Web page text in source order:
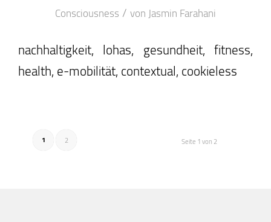
Consciousness / von Jasmin Farahani
nachhaltigkeit, lohas, gesundheit, fitness,
health, e-mobilität, contextual, cookieless
Seite 1 von 2
1 2